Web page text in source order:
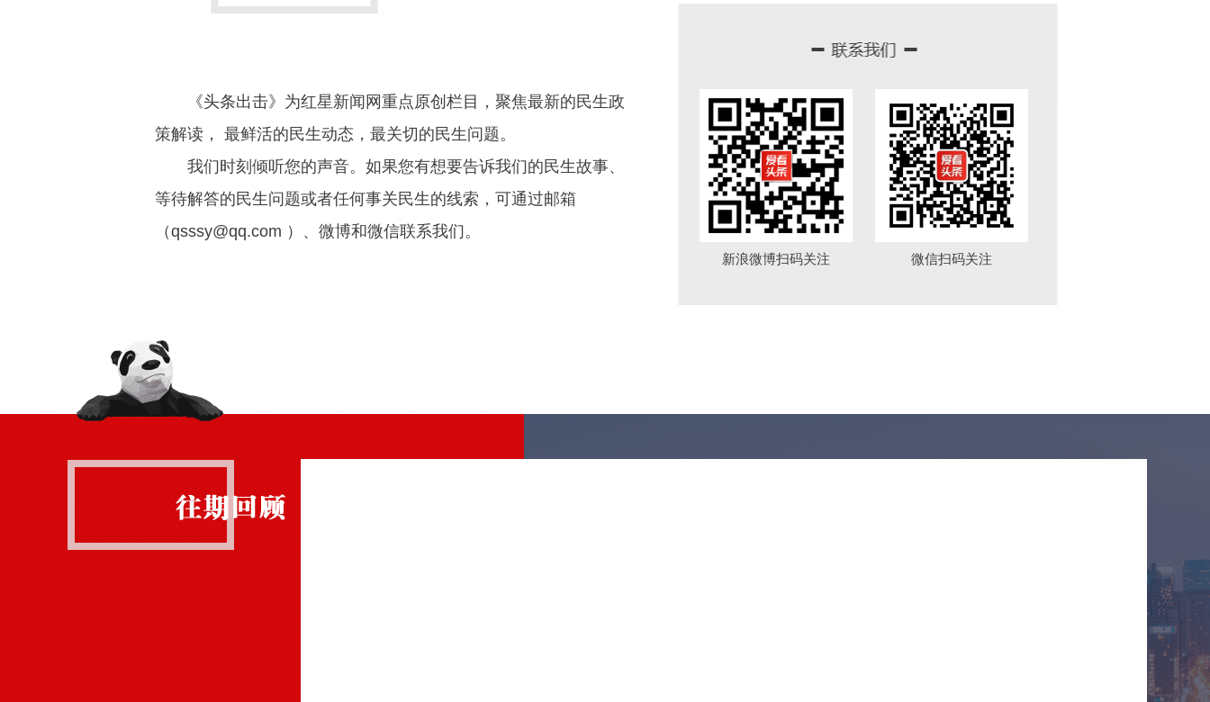
《头条出击》为红星新闻网重点原创栏目，聚焦最新的民生政
策解读， 最鲜活的民生动态，最关切的民生问题。
我们时刻倾听您的声音。如果您有想要告诉我们的民生故事、
等待解答的民生问题或者任何事关民生的线索，可通过邮箱
（qsssy@qq.com ）、微博和微信联系我们。
新浪微博扫码关注 微信扫码关注